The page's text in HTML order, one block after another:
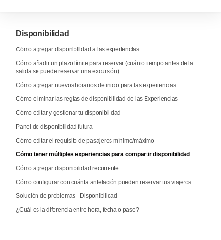
Disponibilidad
Cómo agregar disponibilidad a las experiencias
Cómo añadir un plazo límite para reservar (cuánto tiempo antes de la
salida se puede reservar una excursión)
Cómo agregar nuevos horarios de inicio para las experiencias
Cómo eliminar las reglas de disponibilidad de las Experiencias
Cómo editar y gestionar tu disponibilidad
Panel de disponibilidad futura
Cómo editar el requisito de pasajeros mínimo/máximo
Cómo tener múltiples experiencias para compartir disponibilidad
Cómo agregar disponibilidad recurrente
Cómo configurar con cuánta antelación pueden reservar tus viajeros
Solución de problemas - Disponibilidad
¿Cuál es la diferencia entre hora, fecha o pase?